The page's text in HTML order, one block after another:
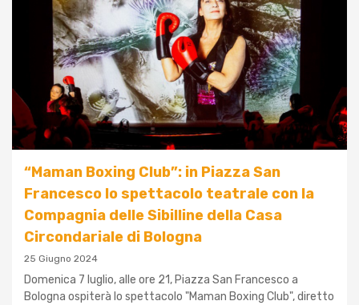
“Maman Boxing Club”: in Piazza San
Francesco lo spettacolo teatrale con la
Compagnia delle Sibilline della Casa
Circondariale di Bologna
25 Giugno 2024
Domenica 7 luglio, alle ore 21, Piazza San Francesco a
Bologna ospiterà lo spettacolo "Maman Boxing Club", diretto